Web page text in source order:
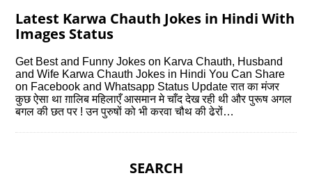
Latest Karwa Chauth Jokes in Hindi With
Images Status
Get Best and Funny Jokes on Karva Chauth, Husband
and Wife Karwa Chauth Jokes in Hindi You Can Share
on Facebook and Whatsapp Status Update रात का मंजर
कुछ ऐसा था ग़ालिब महिलाएँ आसमान मे चाँद देख रही थी और पुरूष अगल
बगल की छत पर ! उन पुरुषों को भी करवा चौथ की ढेरों…
SEARCH